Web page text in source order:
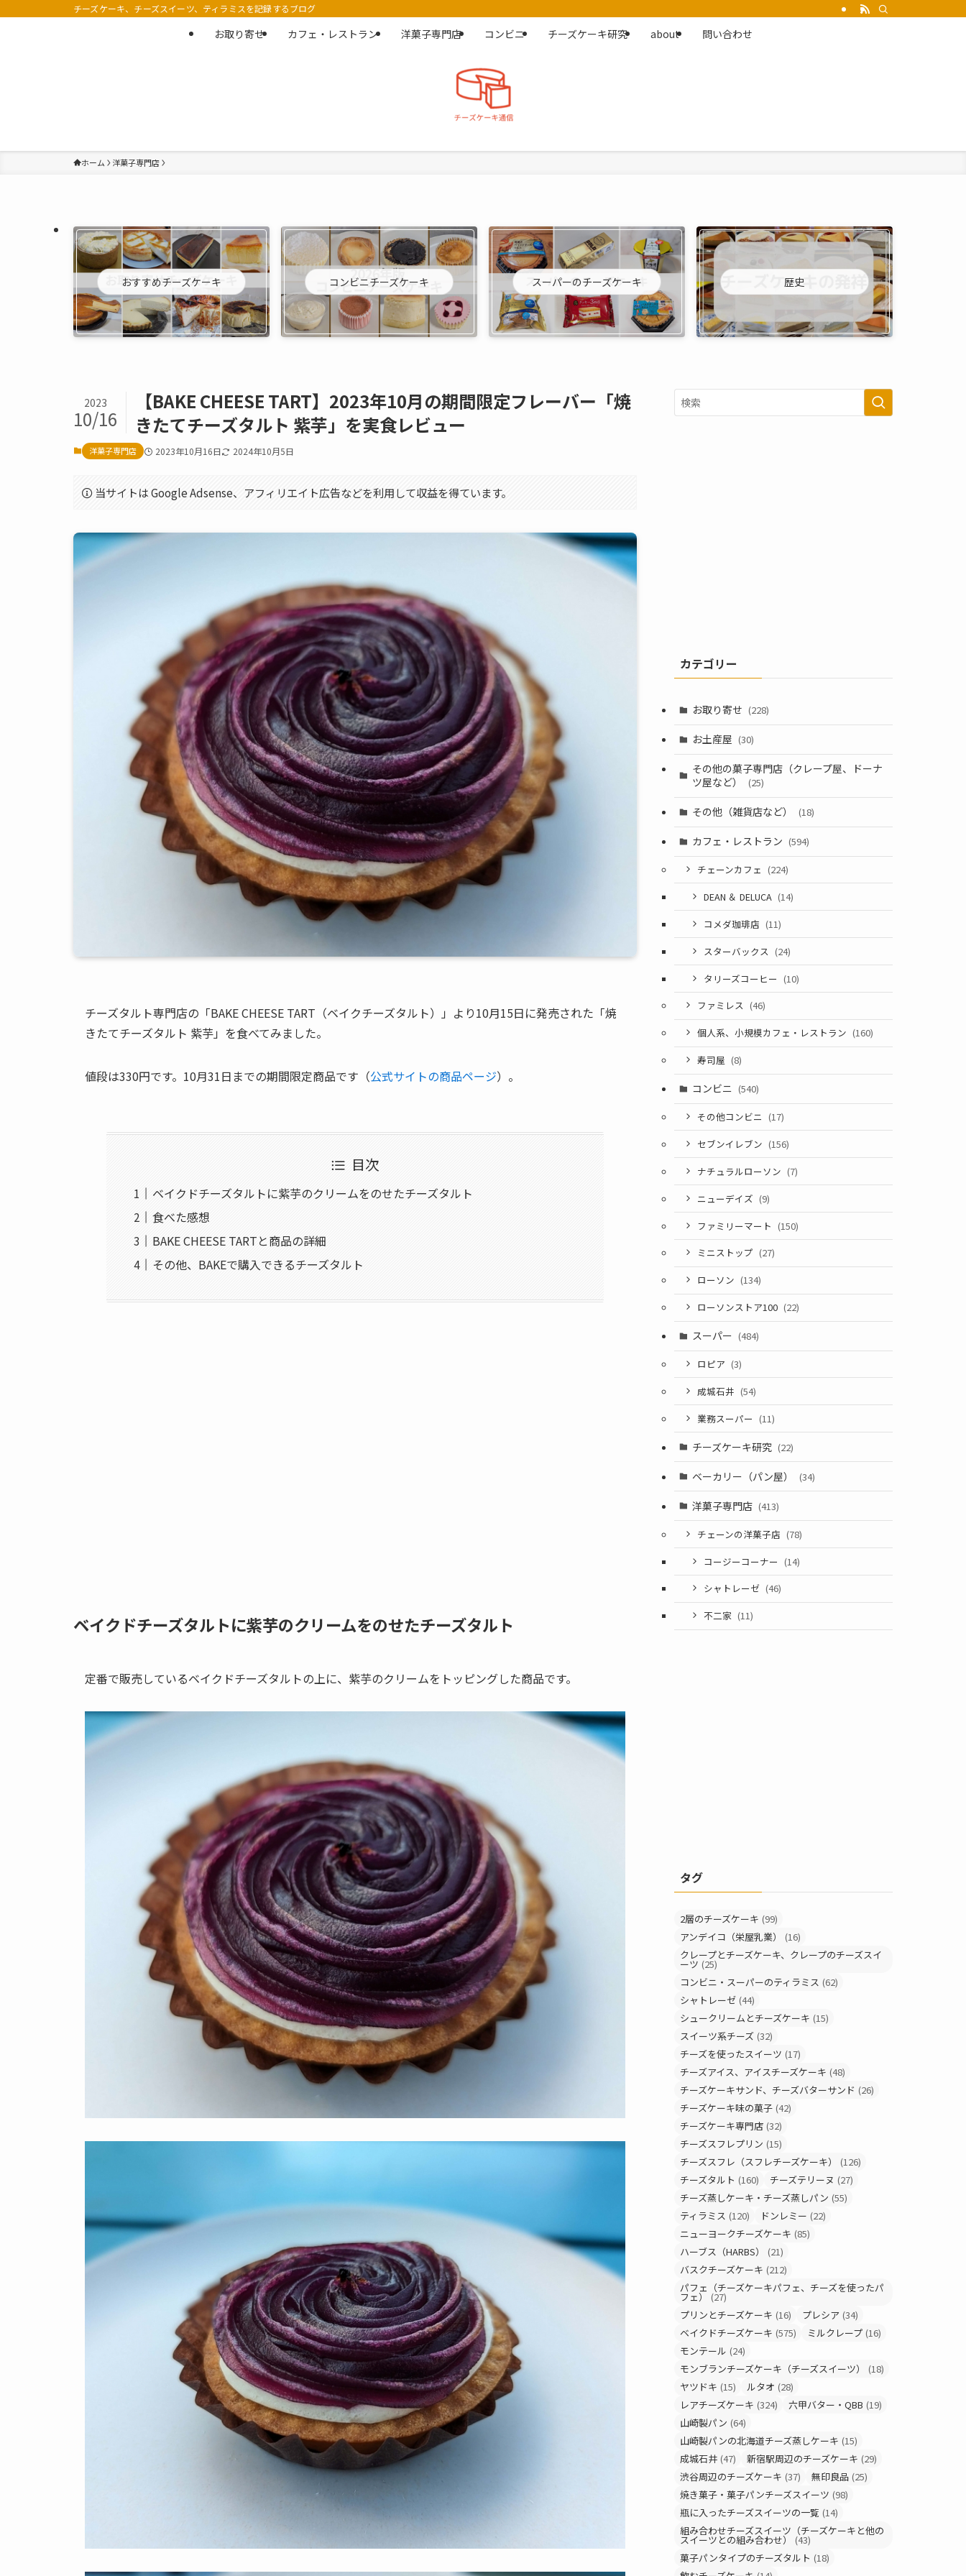
チーズケーキ、チーズスイーツ、ティラミスを記録するブログ
お取り寄せ カフェ・レストラン 洋菓子専門店 コンビニ チーズケーキ研究 about 問い合わせ
ホーム 洋菓子専門店
おすすめチーズケーキ コンビニチーズケーキ スーパーのチーズケーキ 歴史
【BAKE CHEESE TART】2023年10月の期間限定フレーバー「焼
きたてチーズタルト 紫芋」を実食レビュー
2023
10/16
洋菓子専門店 2023年10月16日 2024年10月5日
当サイトは Google Adsense、アフィリエイト広告などを利用して収益を得ています。
チーズタルト専門店の「BAKE CHEESE TART（ベイクチーズタルト）」より10月15日に発売された「焼
きたてチーズタルト 紫芋」を食べてみました。
値段は330円です。10月31日までの期間限定商品です（公式サイトの商品ページ）。
目次
ベイクドチーズタルトに紫芋のクリームをのせたチーズタルト
食べた感想
BAKE CHEESE TARTと商品の詳細
その他、BAKEで購入できるチーズタルト
ベイクドチーズタルトに紫芋のクリームをのせたチーズタルト
定番で販売しているベイクドチーズタルトの上に、紫芋のクリームをトッピングした商品です。
カテゴリー
お取り寄せ (228)
お土産屋 (30)
その他の菓子専門店（クレープ屋、ドーナ
ツ屋など）
(25)
その他（雑貨店など） (18)
カフェ・レストラン (594)
チェーンカフェ (224)
DEAN ＆ DELUCA (14)
コメダ珈琲店 (11)
スターバックス (24)
タリーズコーヒー (10)
ファミレス (46)
個人系、小規模カフェ・レストラン (160)
寿司屋 (8)
コンビニ (540)
その他コンビニ (17)
セブンイレブン (156)
ナチュラルローソン (7)
ニューデイズ (9)
ファミリーマート (150)
ミニストップ (27)
ローソン (134)
ローソンストア100 (22)
スーパー (484)
ロピア (3)
成城石井 (54)
業務スーパー (11)
チーズケーキ研究 (22)
ベーカリー（パン屋） (34)
洋菓子専門店 (413)
チェーンの洋菓子店 (78)
コージーコーナー (14)
シャトレーゼ (46)
不二家 (11)
タグ
2層のチーズケーキ (99)
アンデイコ（栄屋乳業）
(16)
クレープとチーズケーキ、クレープのチーズスイ
ーツ (25)
コンビニ・スーパーのティラミス (62)
シャトレーゼ (44)
シュークリームとチーズケーキ (15)
スイーツ系チーズ (32)
チーズを使ったスイーツ (17)
チーズアイス、アイスチーズケーキ (48)
チーズケーキサンド、チーズバターサンド (26)
チーズケーキ味の菓子 (42)
チーズケーキ専門店 (32)
チーズスフレプリン (15)
チーズスフレ（スフレチーズケーキ）
(126)
チーズタルト (160) チーズテリーヌ (27)
チーズ蒸しケーキ・チーズ蒸しパン (55)
ティラミス (120) ドンレミー (22)
ニューヨークチーズケーキ (85)
ハーブス（HARBS）
(21)
バスクチーズケーキ (212)
パフェ（チーズケーキパフェ、チーズを使ったパ
フェ） (27)
プリンとチーズケーキ (16) プレシア (34)
ベイクドチーズケーキ (575) ミルクレープ (16)
モンテール (24)
モンブランチーズケーキ（チーズスイーツ）
(18)
ヤツドキ (15) ルタオ (28)
レアチーズケーキ (324) 六甲バター・QBB (19)
山崎製パン (64)
山崎製パンの北海道チーズ蒸しケーキ (15)
成城石井 (47) 新宿駅周辺のチーズケーキ (29)
渋谷周辺のチーズケーキ (37) 無印良品 (25)
焼き菓子・菓子パンチーズスイーツ (98)
瓶に入ったチーズスイーツの一覧 (14)
組み合わせチーズスイーツ（チーズケーキと他の
スイーツとの組み合わせ）
(43)
菓子パンタイプのチーズタルト (18)